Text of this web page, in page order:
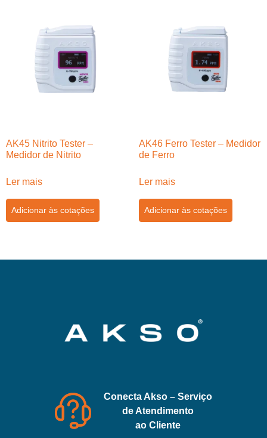
AK45 Nitrito Tester –
Medidor de Nitrito
Ler mais
Adicionar às cotações
AK46 Ferro Tester – Medidor
de Ferro
Ler mais
Adicionar às cotações
Conecta Akso – Serviço
de Atendimento
ao Cliente